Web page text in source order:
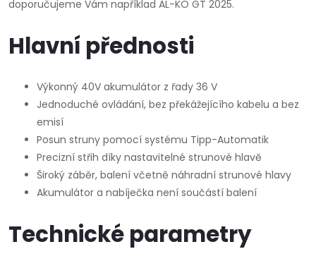
doporučujeme Vám například AL-KO GT 2025.
Hlavní přednosti
Výkonný 40V akumulátor z řady 36 V
Jednoduché ovládání, bez překážejícího kabelu a bez
emisí
Posun struny pomocí systému Tipp-Automatik
Precizní střih díky nastavitelné strunové hlavě
Široký záběr, balení včetně náhradní strunové hlavy
Akumulátor a nabíječka není součástí balení
Technické parametry